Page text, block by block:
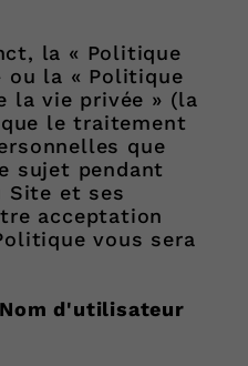
la « Politique
ou la « Politique
la vie privée » (la
le traitement
que
sujet pendant
et ses
acceptation
vous sera
d'utilisateur